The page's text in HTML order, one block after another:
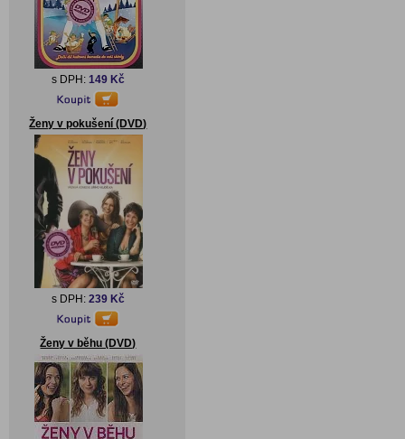
s DPH: 149 Kč
Ženy v pokušení (DVD)
s DPH: 239 Kč
Ženy v běhu (DVD)